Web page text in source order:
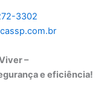
3302
–
e eficiência!